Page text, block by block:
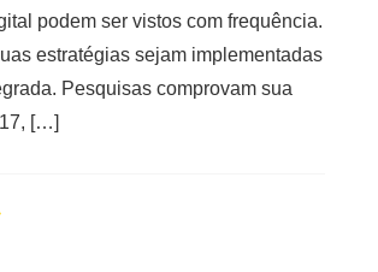
podem ser vistos com frequência.
estratégias sejam implementadas
Pesquisas comprovam sua
[…]